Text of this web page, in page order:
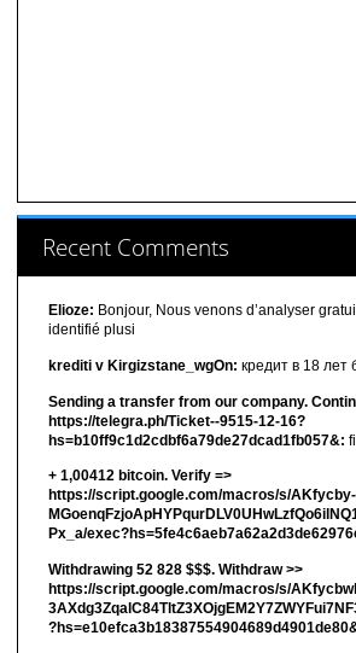
Recent Comments
Elioze: Bonjour, Nous venons d’analyser
identifié plusi
krediti v Kirgizstane_wgOn: кредит в 18 лет
Sending a transfer from our company.
https://telegra.ph/Ticket--9515-12-16?
hs=b10ff9c1d2cdbf6a79de27dcad1fb057&:
+ 1,00412 bitсоin. Verify =>
https://script.google.com/macros/s/
Px_a/
Withdrawing 52 828 $$$. Withdrаw >>
https://script.google.com/macros/s/